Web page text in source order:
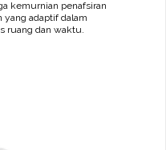
kemurnian penafsiran
adaptif dalam
ruang dan waktu.